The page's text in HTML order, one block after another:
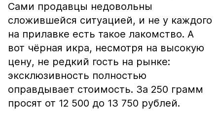
Сами продавцы недовольны
сложившейся ситуацией, и не у каждого
на прилавке есть такое лакомство. А
вот чёрная икра, несмотря на высокую
цену, не редкий гость на рынке:
эксклюзивность полностью
оправдывает стоимость. За 250 грамм
просят от 12 500 до 13 750 рублей.